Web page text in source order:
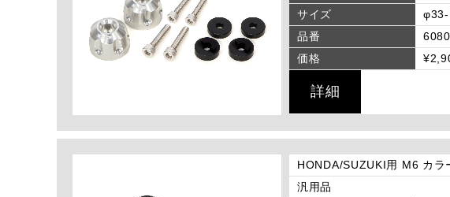
サイズ
品番
価格
詳細
HONDA/SUZUKI用 M6 カ
汎用品